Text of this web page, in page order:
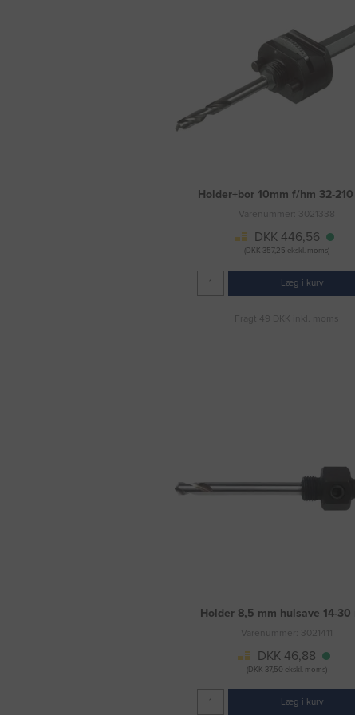
Holder+bor 10mm f/hm 32-
Varenummer: 3021338
DKK 446,56
(DKK 357,25 ekskl. moms)
Læg i kurv
Fragt 49 DKK inkl. moms
Holder 8,5 mm hulsave 14-30
Varenummer: 3021411
DKK 46,88
(DKK 37,50 ekskl. moms)
Læg i kurv